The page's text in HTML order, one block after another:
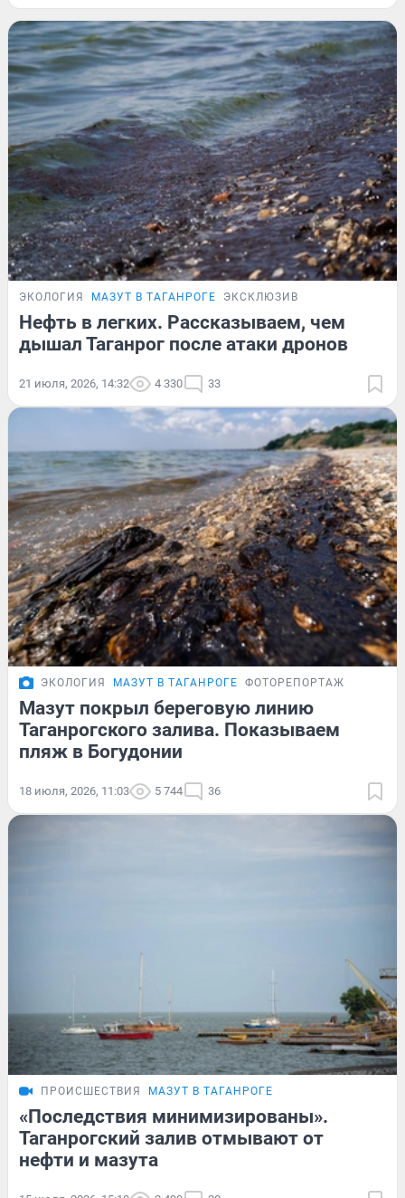
ЭКОЛОГИЯ МАЗУТ В ТАГАНРОГЕ ЭКСКЛЮЗИВ
Нефть в легких. Рассказываем, чем
дышал Таганрог после атаки дронов
21 июля, 2026, 14:32 4 330 33
ЭКОЛОГИЯ МАЗУТ В ТАГАНРОГЕ ФОТОРЕПОРТАЖ
Мазут покрыл береговую линию
Таганрогского залива. Показываем
пляж в Богудонии
18 июля, 2026, 11:03 5 744 36
ПРОИСШЕСТВИЯ МАЗУТ В ТАГАНРОГЕ
«Последствия минимизированы».
Таганрогский залив отмывают от
нефти и мазута